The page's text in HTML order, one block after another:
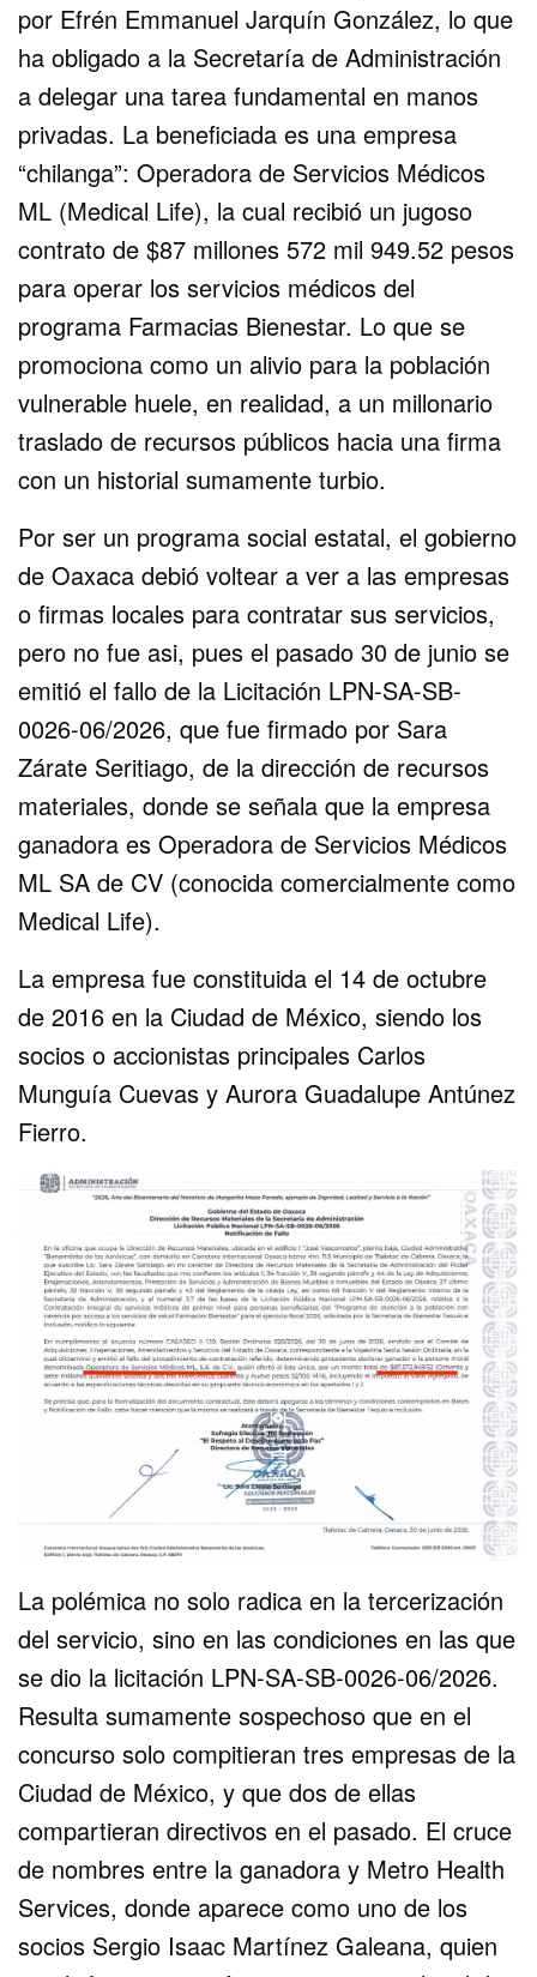
por Efrén Emmanuel Jarquín González, lo que
ha obligado a la Secretaría de Administración
a delegar una tarea fundamental en manos
privadas. La beneficiada es una empresa
“chilanga”: Operadora de Servicios Médicos
ML (Medical Life), la cual recibió un jugoso
contrato de $87 millones 572 mil 949.52 pesos
para operar los servicios médicos del
programa Farmacias Bienestar. Lo que se
promociona como un alivio para la población
vulnerable huele, en realidad, a un millonario
traslado de recursos públicos hacia una firma
con un historial sumamente turbio.
Por ser un programa social estatal, el gobierno
de Oaxaca debió voltear a ver a las empresas
o firmas locales para contratar sus servicios,
pero no fue asi, pues el pasado 30 de junio se
emitió el fallo de la Licitación LPN-SA-SB-
0026-06/2026, que fue firmado por Sara
Zárate Seritiago, de la dirección de recursos
materiales, donde se señala que la empresa
ganadora es Operadora de Servicios Médicos
ML SA de CV (conocida comercialmente como
Medical Life).
La empresa fue constituida el 14 de octubre
de 2016 en la Ciudad de México, siendo los
socios o accionistas principales Carlos
Munguía Cuevas y Aurora Guadalupe Antúnez
Fierro.
La polémica no solo radica en la tercerización
del servicio, sino en las condiciones en las que
se dio la licitación LPN-SA-SB-0026-06/2026.
Resulta sumamente sospechoso que en el
concurso solo compitieran tres empresas de la
Ciudad de México, y que dos de ellas
compartieran directivos en el pasado. El cruce
de nombres entre la ganadora y Metro Health
Services, donde aparece como uno de los
socios Sergio Isaac Martínez Galeana, quien